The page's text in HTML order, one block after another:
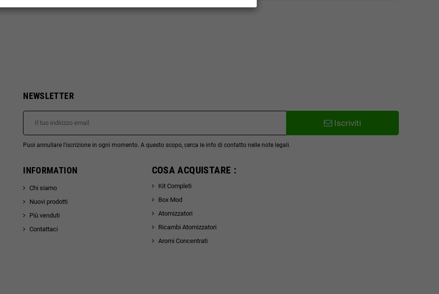
NEWSLETTER
Iscriviti
Puoi annullare l'iscrizione in ogni momento. A questo scopo, cerca le info di contatto nelle note legali.
INFORMATION
Chi siamo
Nuovi prodotti
Più venduti
Contattaci
COSA ACQUISTARE :
Kit Completi
Box Mod
Atomizzatori
Ricambi Atomizzatori
Aromi Concentrati